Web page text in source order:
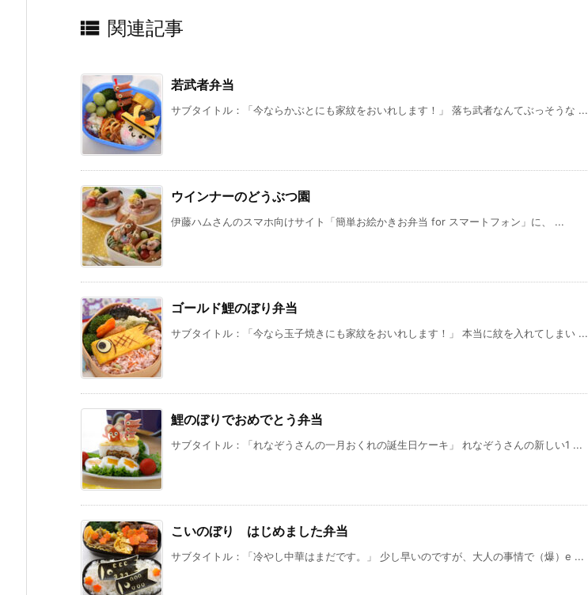
 関連記事
若武者弁当
サブタイトル：「今ならかぶとにも家紋をおいれします！」 落ち武者なんてぶっそうな ...
ウインナーのどうぶつ園
伊藤ハムさんのスマホ向けサイト「簡単お絵かきお弁当 for スマートフォン」に、 ...
ゴールド鯉のぼり弁当
サブタイトル：「今なら玉子焼きにも家紋をおいれします！」 本当に紋を入れてしまい ...
鯉のぼりでおめでとう弁当
サブタイトル：「れなぞうさんの一月おくれの誕生日ケーキ」 れなぞうさんの新しい1 ...
こいのぼり はじめました弁当
サブタイトル：「冷やし中華はまだです。」 少し早いのですが、大人の事情で（爆）e ...